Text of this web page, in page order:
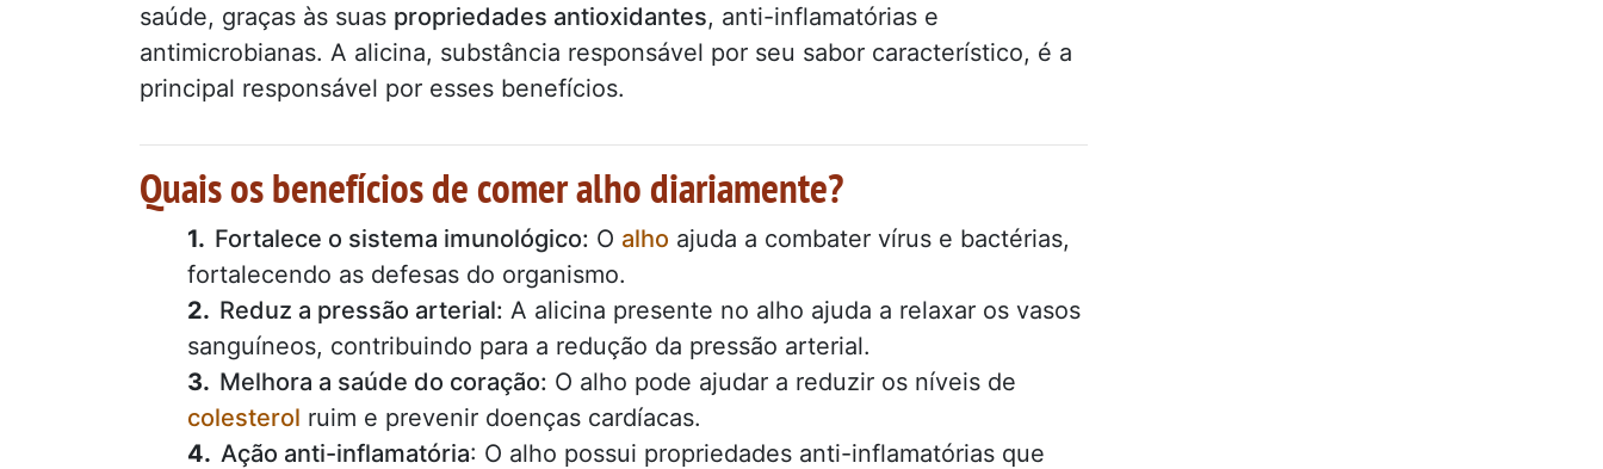
saúde, graças às suas propriedades antioxidantes, anti-inflamatórias e
antimicrobianas. A alicina, substância responsável por seu sabor característico, é a
principal responsável por esses benefícios.
Quais os benefícios de comer alho diariamente?
Fortalece o sistema imunológico: O alho ajuda a combater vírus e bactérias,
fortalecendo as defesas do organismo.
Reduz a pressão arterial: A alicina presente no alho ajuda a relaxar os vasos
sanguíneos, contribuindo para a redução da pressão arterial.
Melhora a saúde do coração: O alho pode ajudar a reduzir os níveis de
colesterol ruim e prevenir doenças cardíacas.
Ação anti-inflamatória: O alho possui propriedades anti-inflamatórias que